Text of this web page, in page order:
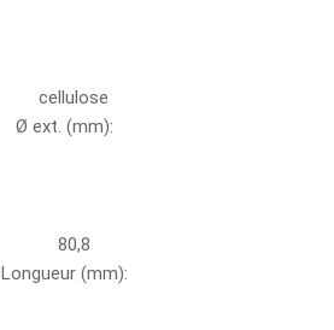
cellulose
Ø ext. (mm):
80,8
Longueur (mm):